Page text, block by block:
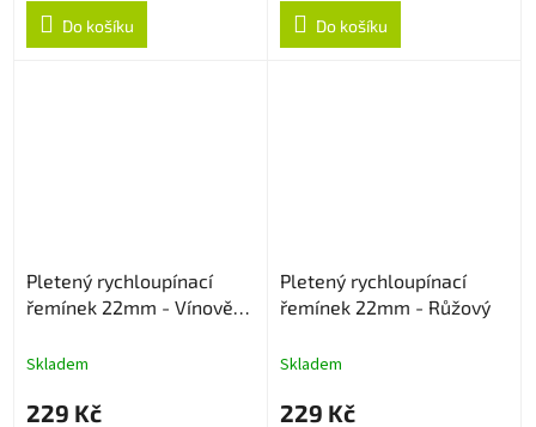
Do košíku Do košíku
Pletený rychloupínací
řemínek 22mm - Vínově
Skladem
229 Kč
Pletený rychloupínací
řemínek 22mm - Růžový
Skladem
229 Kč